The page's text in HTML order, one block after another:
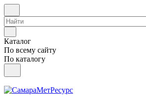
Каталог
По всему сайту
По каталогу